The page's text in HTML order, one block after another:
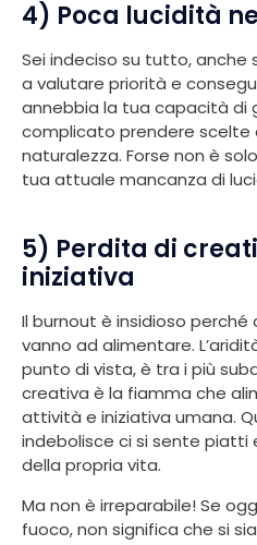
4) Poca lucidità
Sei indeciso su tutto, anche
a valutare priorità e
annebbia la tua capacità di
complicato prendere scelte
naturalezza. Forse non è
tua attuale mancanza di
5) Perdita di
iniziativa
Il burnout è insidioso
vanno ad alimentare.
punto di vista, è tra i più
creativa è la fiamma che
attività e iniziativa umana.
indebolisce ci si sente
della propria vita.
Ma non è irreparabile! Se
fuoco, non significa che si